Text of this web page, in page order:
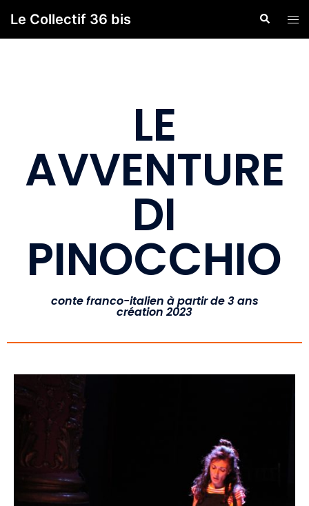
Le Collectif 36 bis
LE
AVVENTURE
DI
PINOCCHIO
conte franco-italien à partir de 3 ans
création 2023